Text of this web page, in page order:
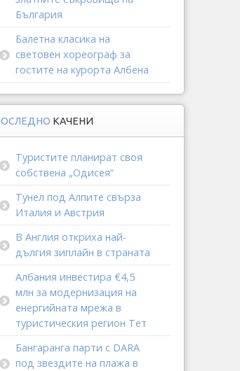
България
Балетна класика на
световен хореограф за
гостите на курорта Албена
КАЧЕНИ
Туристите планират своя
собствена „Одисея“
Тунел под Алпите свърза
Италия и Австрия
В Англия откриха най-
дългия зиплайн в страната
Албания инвестира €4,5
млн за модернизация на
енергийната мрежа в
туристическия регион Тет
Бангаранга парти с DARA
под звездите на плажа в